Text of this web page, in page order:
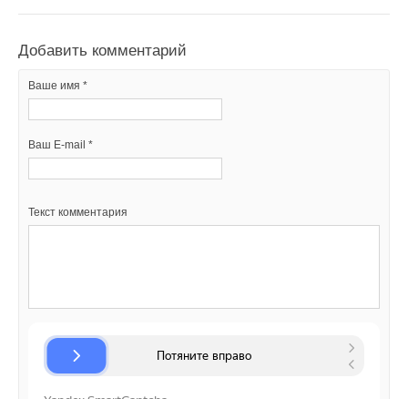
Добавить комментарий
Ваше имя *
Ваш E-mail *
Текст комментария
объединяющую солнечную и геотермальную энергию
→
Гибридный тепловой насос PV/T с одним общим
НОВОСТИ СОК 5 АВГУСТА 2026
ИИ-дата-центров
НОВОСТИ СОК 22 ИЮЛЯ 2026
легче алюминиевых
НОВОСТИ СОК 7 ИЮЛЯ 2026
→
В северных морях обнаружили почти 20 млрд тонн